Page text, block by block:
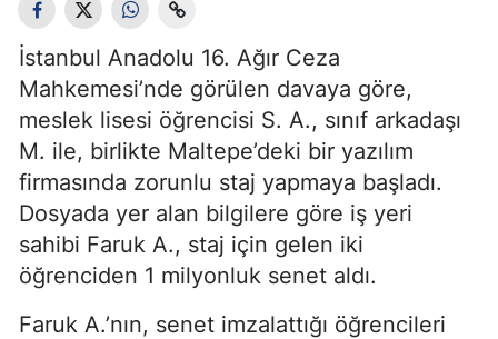
İstanbul Anadolu 16. Ağır Ceza
Mahkemesi’nde görülen davaya göre,
meslek lisesi öğrencisi S. A., sınıf arkadaşı
M. ile, birlikte Maltepe’deki bir yazılım
firmasında zorunlu staj yapmaya başladı.
Dosyada yer alan bilgilere göre iş yeri
sahibi Faruk A., staj için gelen iki
öğrenciden 1 milyonluk senet aldı.
Faruk A.’nın, senet imzalattığı öğrencileri